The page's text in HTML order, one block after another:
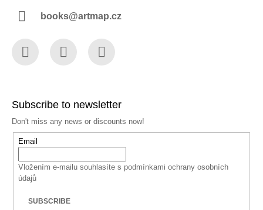
books@artmap.cz
Subscribe to newsletter
Don't miss any news or discounts now!
Email
Vložením e-mailu souhlasíte s podmínkami ochrany osobních
údajů
SUBSCRIBE